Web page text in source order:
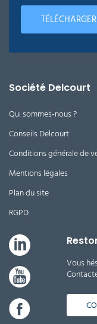
TÉLÉCHARGER
Société Delcourt
Qui sommes-nous ?
Conseils Delcourt
Conditions générale de
Mentions légales
Plan du site
RGPD
Vous